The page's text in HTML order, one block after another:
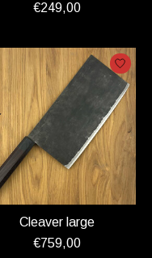
€249,00
Cleaver large
€759,00